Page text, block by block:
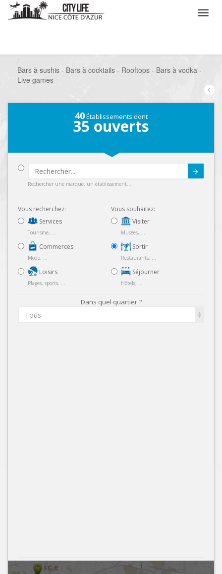
Bars à sushis - Bars à cocktails - Rooftops - Bars à vodka -
Live games
40Établissements dont
35 ouverts
Rechercher une marque, un établissement...
Vous recherchez:
Services
Tourisme, ...
Commerces
Mode, ...
Loisirs
Plages, sports, ...
Vous souhaitez:
Visiter
Musées, ...
Sortir
Restaurants, ...
Séjourner
Hôtels, ...
Dans quel quartier ?
Tous